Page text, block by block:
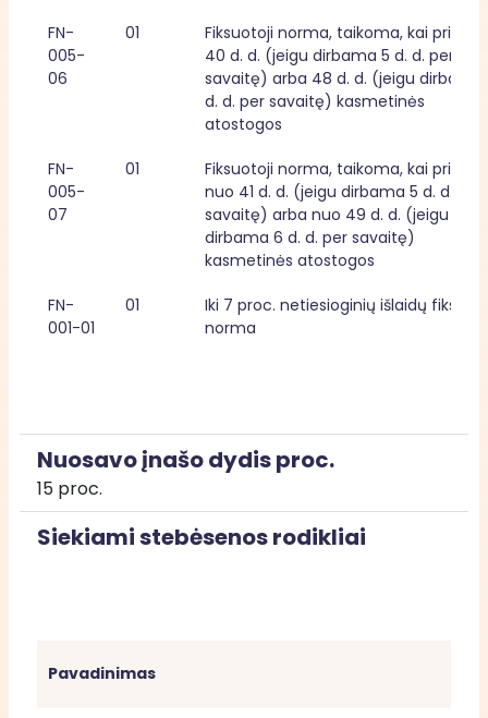
FN-
005-
06
01
Fiksuotoji norma, taikoma, kai
40 d. d. (jeigu dirbama 5 d. d. per
savaitę) arba 48 d. d. (jeigu dirbama
d. d. per savaitę) kasmetinės
atostogos
FN-
005-
07
01
Fiksuotoji norma, taikoma, kai
nuo 41 d. d. (jeigu dirbama 5 d. d. per
savaitę) arba nuo 49 d. d. (jeigu
dirbama 6 d. d. per savaitę)
kasmetinės atostogos
FN-
001-01
01
Iki 7 proc. netiesioginių išlaidų
norma
Nuosavo įnašo dydis proc.
15 proc.
Siekiami stebėsenos rodikliai
Pavadinimas